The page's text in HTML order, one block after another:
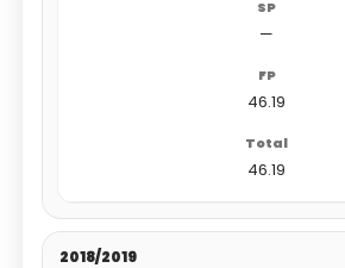
—
46.19
46.19
2018/2019